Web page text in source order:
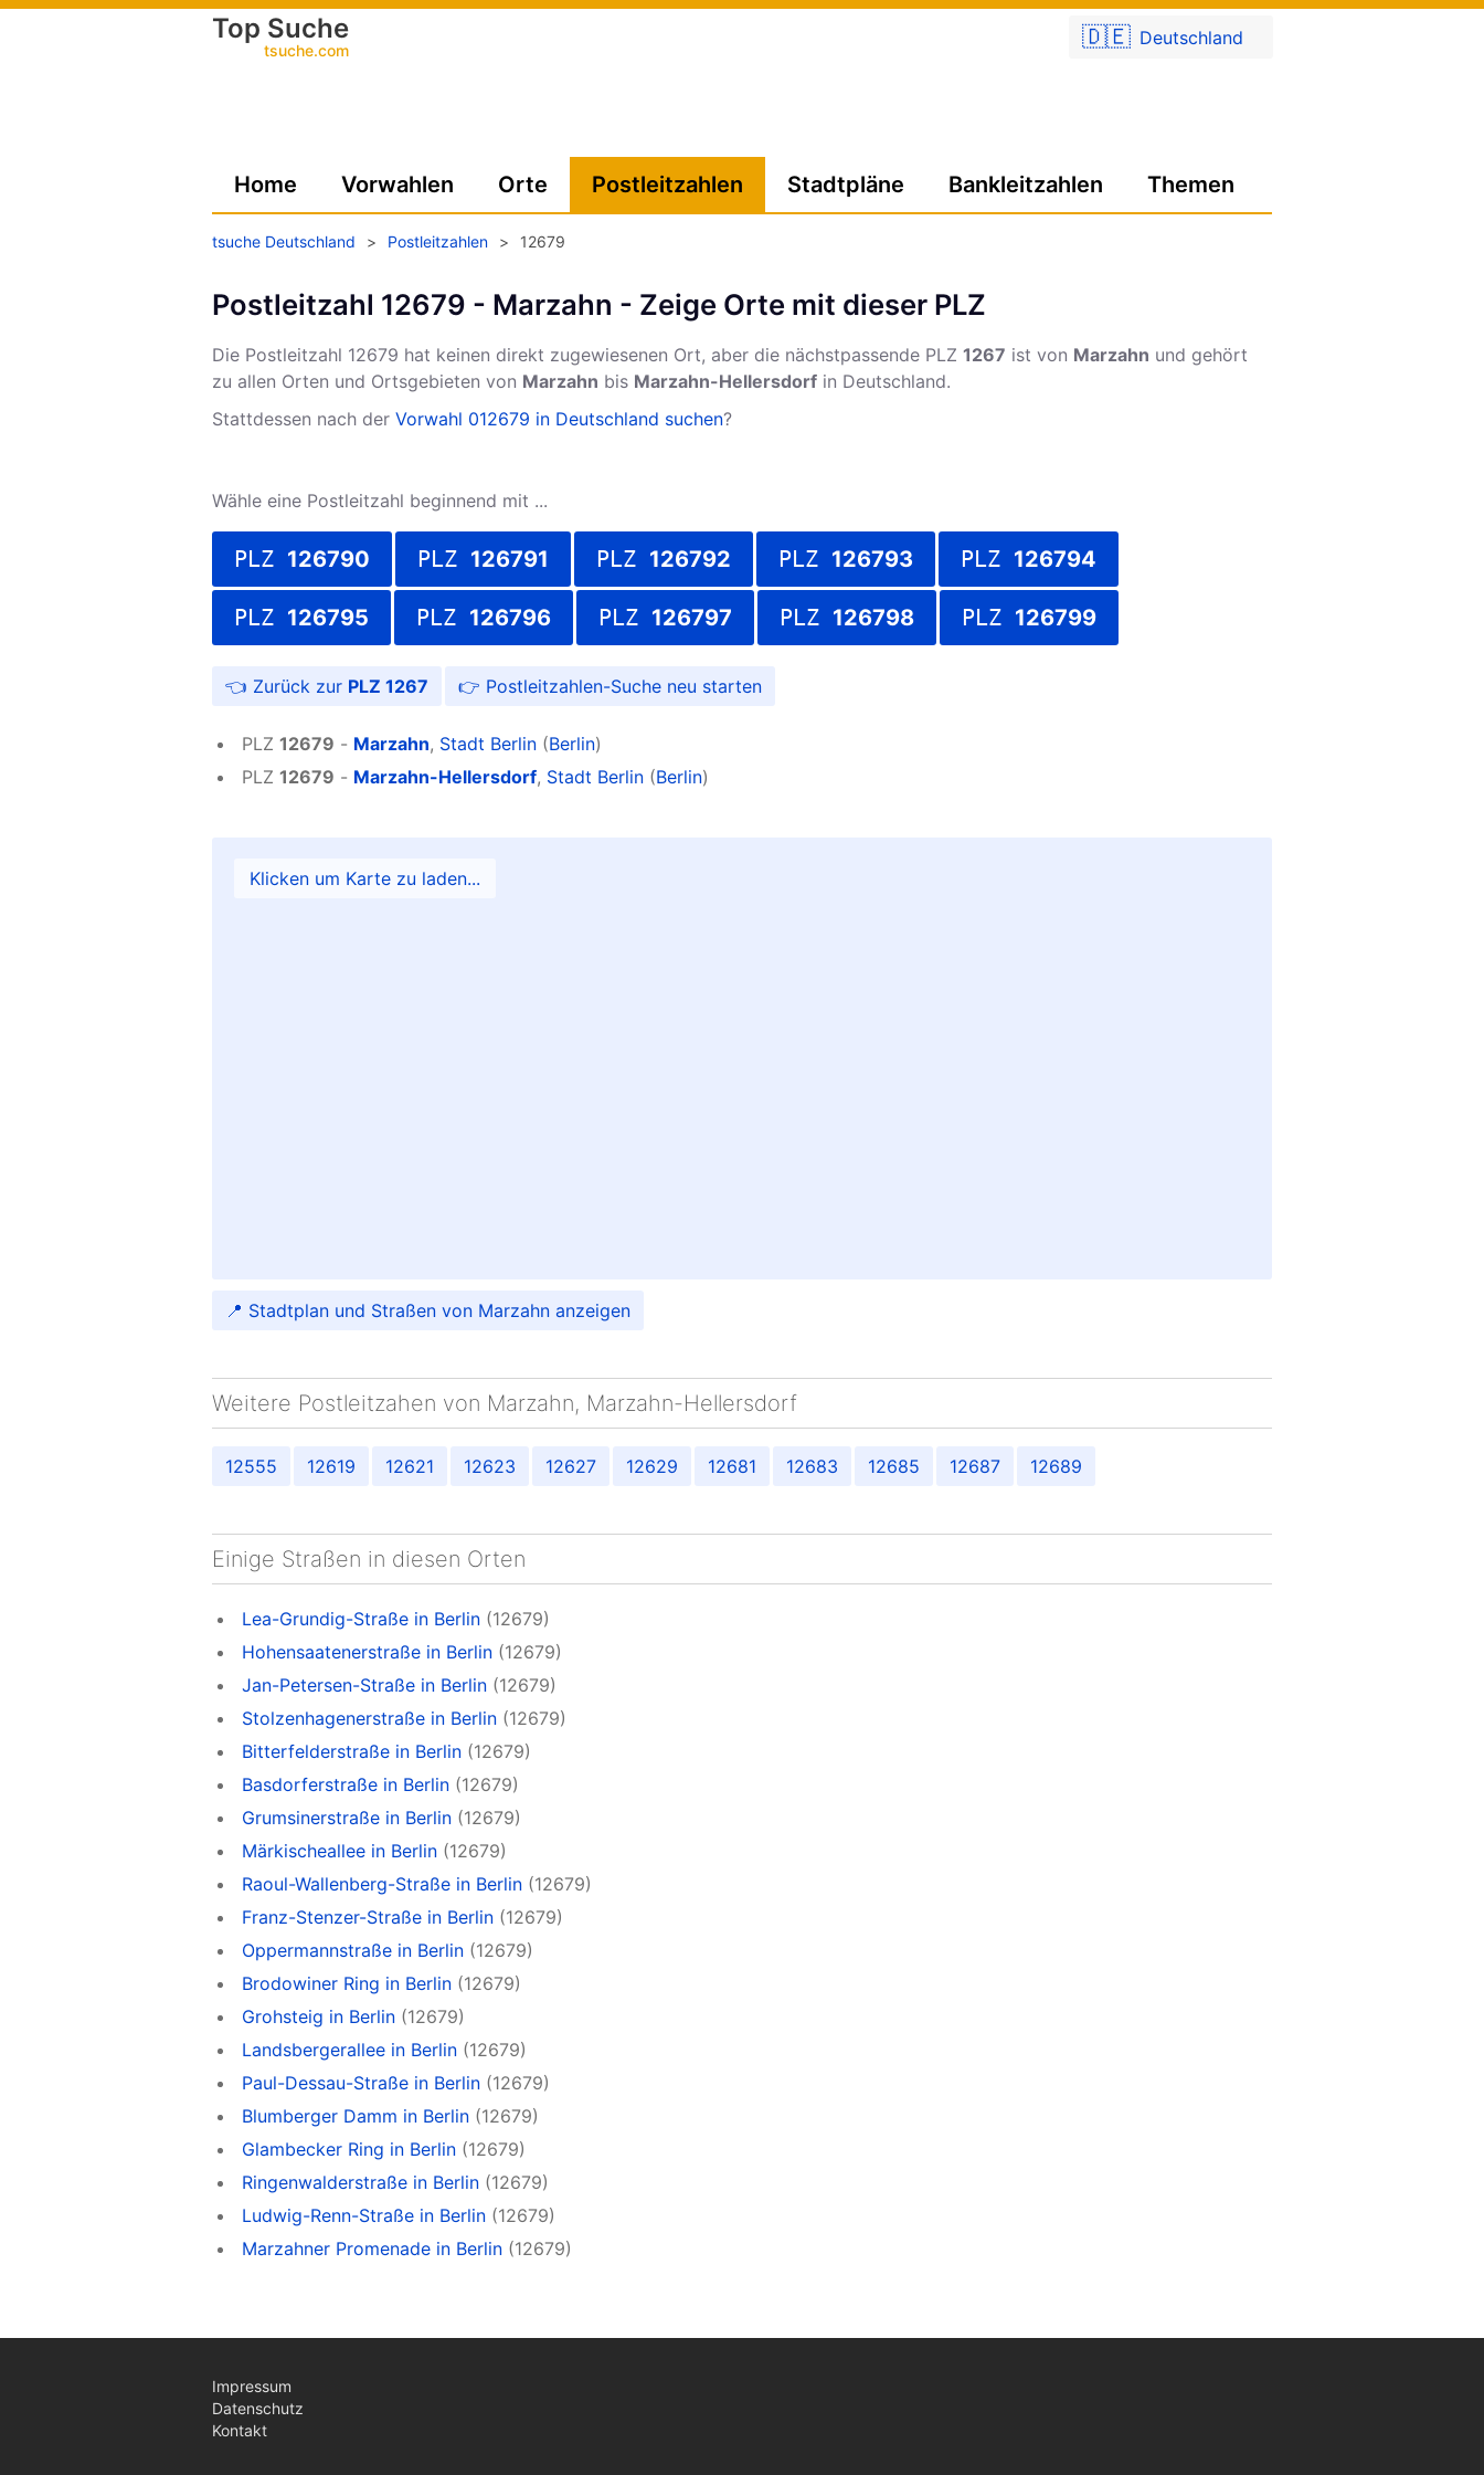
🇩🇪 Deutschland
Top Suche
tsuche.com
Home Vorwahlen Orte Postleitzahlen Stadtpläne Bankleitzahlen Themen
tsuche Deutschland > Postleitzahlen > 12679
Postleitzahl 12679 - Marzahn - Zeige Orte mit dieser PLZ
Die Postleitzahl 12679 hat keinen direkt zugewiesenen Ort, aber die nächstpassende PLZ 1267 ist von Marzahn und gehört
zu allen Orten und Ortsgebieten von Marzahn bis Marzahn-Hellersdorf in Deutschland.
Stattdessen nach der Vorwahl 012679 in Deutschland suchen?
Wähle eine Postleitzahl beginnend mit ...
PLZ 126790 PLZ 126791 PLZ 126792 PLZ 126793 PLZ 126794
PLZ 126795 PLZ 126796 PLZ 126797 PLZ 126798 PLZ 126799
PLZ 1267 Postleitzahlen-Suche
PLZ 12679 - Marzahn, Stadt Berlin (Berlin)
PLZ 12679 - Marzahn-Hellersdorf, Stadt Berlin (Berlin)
📍 Stadtplan und Straßen von Marzahn anzeigen
Weitere Postleitzahen von Marzahn, Marzahn-Hellersdorf
12555 12619 12621 12623 12627 12629 12681 12683 12685 12687 12689
Einige Straßen in diesen Orten
Lea-Grundig-Straße in Berlin (12679)
Hohensaatenerstraße in Berlin (12679)
Jan-Petersen-Straße in Berlin (12679)
Stolzenhagenerstraße in Berlin (12679)
Bitterfelderstraße in Berlin (12679)
Basdorferstraße in Berlin (12679)
Grumsinerstraße in Berlin (12679)
Märkischeallee in Berlin (12679)
Raoul-Wallenberg-Straße in Berlin (12679)
Franz-Stenzer-Straße in Berlin (12679)
Oppermannstraße in Berlin (12679)
Brodowiner Ring in Berlin (12679)
Grohsteig in Berlin (12679)
Landsbergerallee in Berlin (12679)
Paul-Dessau-Straße in Berlin (12679)
Blumberger Damm in Berlin (12679)
Glambecker Ring in Berlin (12679)
Ringenwalderstraße in Berlin (12679)
Ludwig-Renn-Straße in Berlin (12679)
Marzahner Promenade in Berlin (12679)
Impressum
Datenschutz
Kontakt